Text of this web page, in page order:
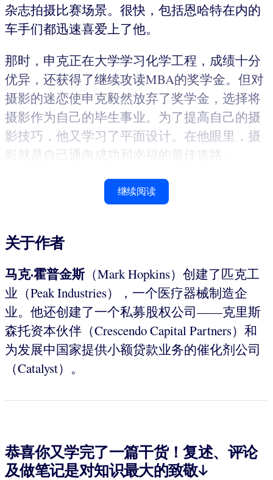
杂志拍摄比赛场景。很快，包括恩哈特在内的
车手们都迅速喜爱上了他。
那时，申克正在大学学习化学工程，成绩十分
优异，还获得了继续攻读MBA的奖学金。但对
摄影的迷恋使申克毅然放弃了奖学金，选择将
摄影作为自己的毕生事业。为了提高自己的摄
影技巧，他又学习了平面设计。在他眼里，摄
影就是自己通向成功和幸福的最佳道路。
继续阅读
关于作者
马克·霍普金斯（Mark Hopkins）创建了匹克工
业（Peak Industries），一个医疗器械制造企
业。他还创建了一个私募股权公司——克里斯
森托资本伙伴（Crescendo Capital Partners）和
为发展中国家提供小额贷款业务的催化剂公司
（Catalyst）。
恭喜你又学完了一篇干货！复述、评论
及做笔记是对知识最大的致敬↓